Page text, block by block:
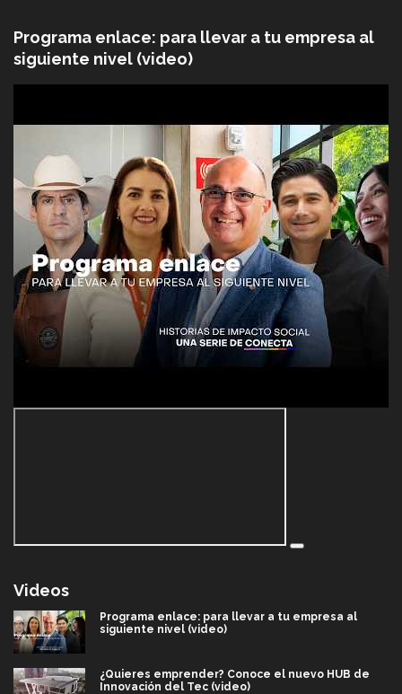
Programa enlace: para llevar a tu empresa al
siguiente nivel (video)
Videos
Programa enlace: para llevar a tu empresa al
siguiente nivel (video)
¿Quieres emprender? Conoce el nuevo HUB de
Innovación del Tec (video)